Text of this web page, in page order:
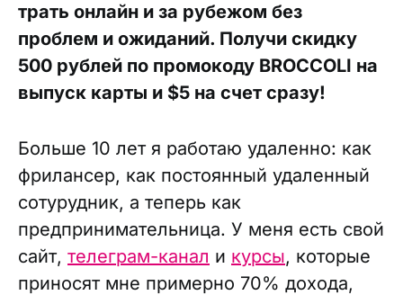
трать онлайн и за рубежом без
проблем и ожиданий. Получи скидку
500 рублей по промокоду BROCCOLI на
выпуск карты и $5 на счет сразу!
Больше 10 лет я работаю удаленно: как
фрилансер, как постоянный удаленный
сотурудник, а теперь как
предпринимательница. У меня есть свой
сайт, телеграм-канал и курсы, которые
приносят мне примерно 70% дохода,